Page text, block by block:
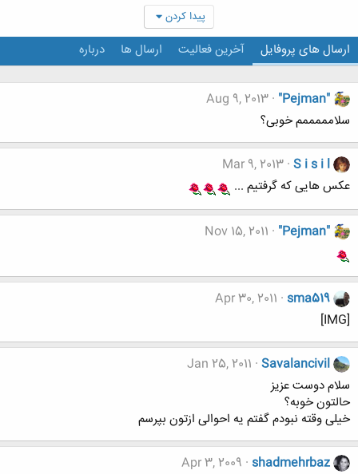
پیدا کردن
ارسال های پروفایل آخرین فعالیت ارسال ها درباره
"Pejman"
Aug 9, 2013
سلامممممم خوبی؟
S i s i l
Mar 9, 2013
عکس هایی که گرفتیم ...
"Pejman"
Nov 15, 2011
sma519
Apr 30, 2011
[IMG]
Savalancivil
Jan 25, 2011
سلام دوست عزیز
حالتون خوبه؟
خیلی وقته نبودم گفتم یه احوالی ازتون بپرسم
shadmehrbaz
Apr 3, 2009